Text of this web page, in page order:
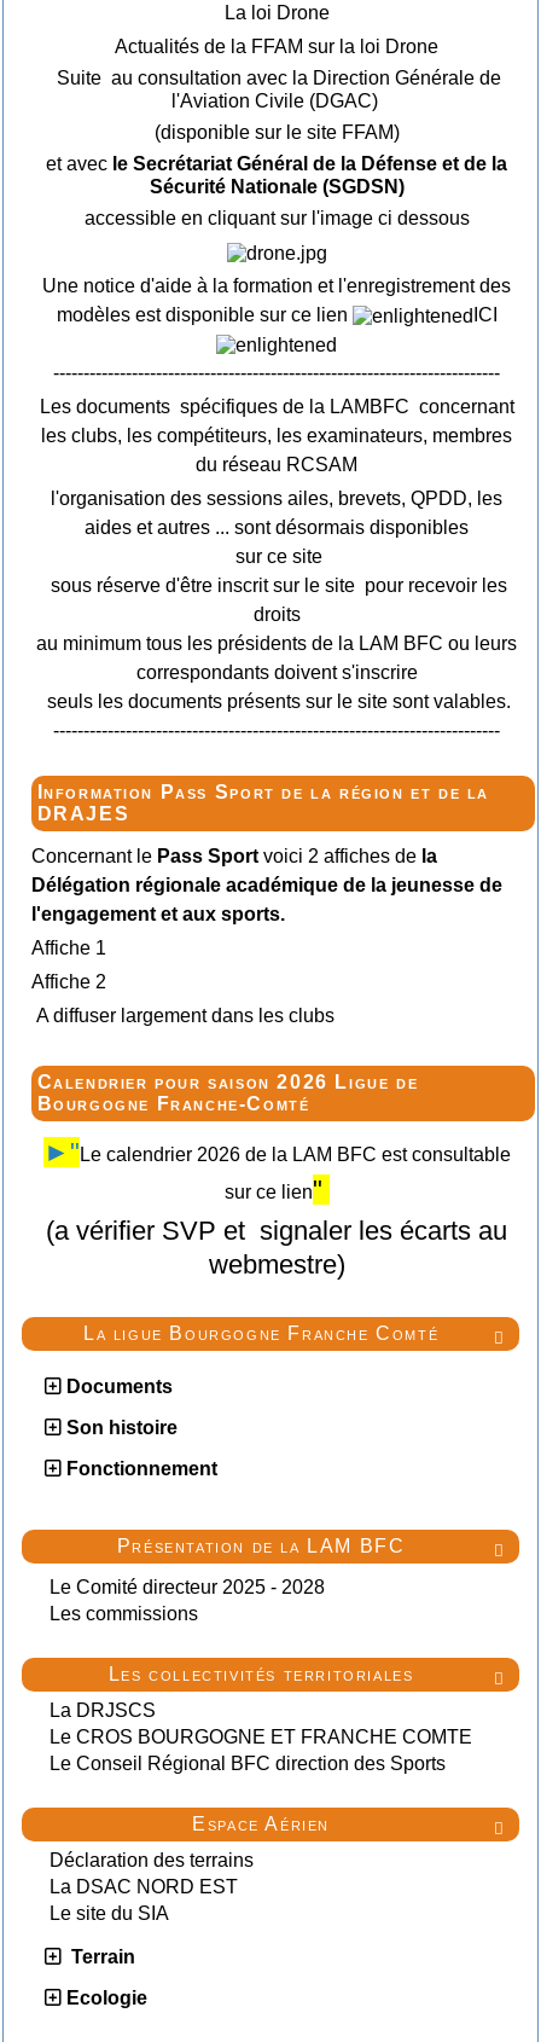

La ligue Bourgogne Franche Comté
Documents
Son histoire
Fonctionnement

Présentation de la LAM BFC
Le Comité directeur 2025 - 2028
Les commissions

Les collectivités territoriales
La DRJSCS
Le CROS BOURGOGNE ET FRANCHE COMTE
Le Conseil Régional BFC direction des Sports

Espace Aérien
Déclaration des terrains
La DSAC NORD EST
Le site du SIA
Terrain
Ecologie
La loi Drone
Actualités de la FFAM sur la loi Drone
Suite au consultation avec la Direction Générale de
l'Aviation Civile (DGAC)
(disponible sur le site FFAM)
et avec le Secrétariat Général de la Défense et de la
Sécurité Nationale (SGDSN)
accessible en cliquant sur l'image ci dessous
Une notice d'aide à la formation et l'enregistrement des
modèles est disponible sur ce lien
ICI
--------------------------------------------------------------------------
Les documents spécifiques de la LAMBFC concernant
les clubs, les compétiteurs, les examinateurs, membres
du réseau RCSAM
l'organisation des sessions ailes, brevets, QPDD, les
aides et autres ... sont désormais disponibles
sur ce site
sous réserve d'être inscrit sur le site pour recevoir les
droits
au minimum tous les présidents de la LAM BFC ou leurs
correspondants doivent s'inscrire
seuls les documents présents sur le site sont valables.
--------------------------------------------------------------------------
Information Pass Sport de la région et de la
DRAJES
Concernant lePass Sportvoici 2 affiches dela
Délégation régionale académique de la jeunesse de
l'engagement et aux sports.
Affiche 1
Affiche 2
A diffuser largement dans les clubs
Calendrier pour saison 2026 Ligue de
Bourgogne Franche-Comté
►" Le calendrier 2026 de la LAM BFC est consultable
sur ce lien"
(a vérifier SVP et signaler les écarts au
webmestre)